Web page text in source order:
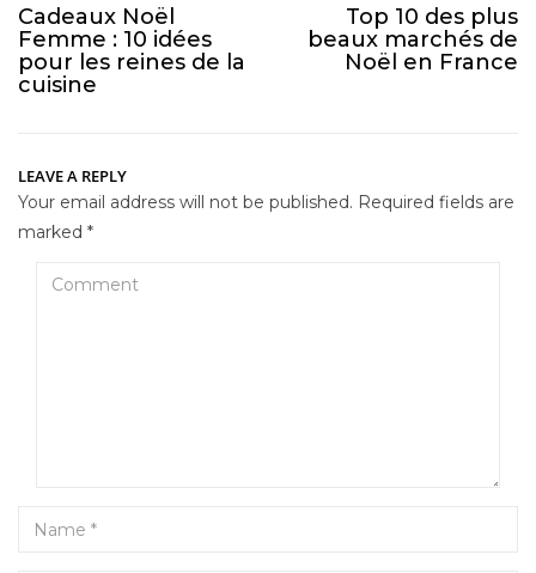
Cadeaux Noël
Femme : 10 idées
pour les reines de la
cuisine
Top 10 des plus
beaux marchés de
Noël en France
LEAVE A REPLY
Your email address will not be published. Required fields are
marked *
Comment
Name